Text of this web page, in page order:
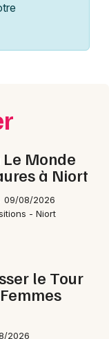
Monde
à Niort
08/2026
- Niort
le Tour
2026